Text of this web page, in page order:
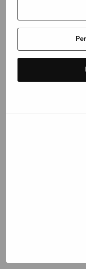
Application error: a
loadingwww.kvik.es